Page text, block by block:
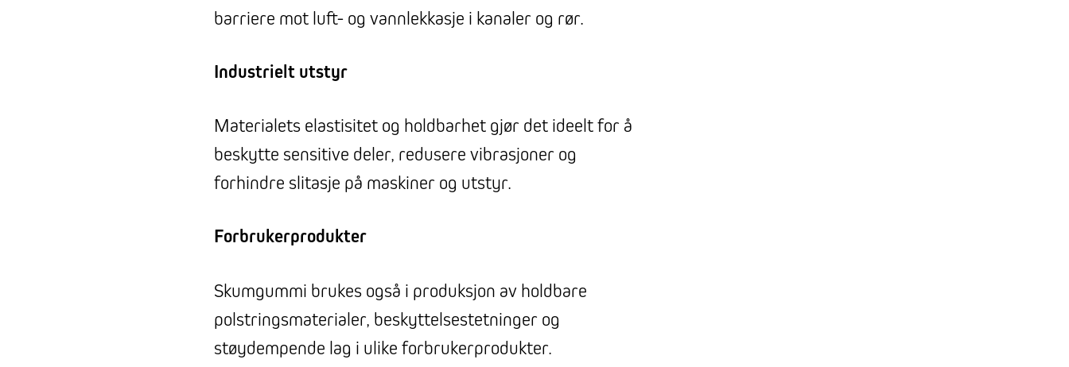
barriere mot luft- og vannlekkasje i kanaler og rør.
Industrielt utstyr
Materialets elastisitet og holdbarhet gjør det ideelt for å
beskytte sensitive deler, redusere vibrasjoner og
forhindre slitasje på maskiner og utstyr.
Forbrukerprodukter
Skumgummi brukes også i produksjon av holdbare
polstringsmaterialer, beskyttelsestetninger og
støydempende lag i ulike forbrukerprodukter.